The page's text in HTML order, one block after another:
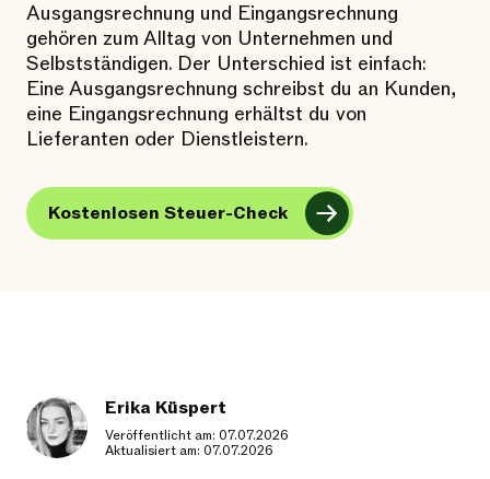
Ausgangsrechnung und Eingangsrechnung
gehören zum Alltag von Unternehmen und
Selbstständigen. Der Unterschied ist einfach:
Eine Ausgangsrechnung schreibst du an Kunden,
eine Eingangsrechnung erhältst du von
Lieferanten oder Dienstleistern.
Kostenlosen Steuer-Check
Erika Küspert
Veröffentlicht am: 07.07.2026
Aktualisiert am: 07.07.2026